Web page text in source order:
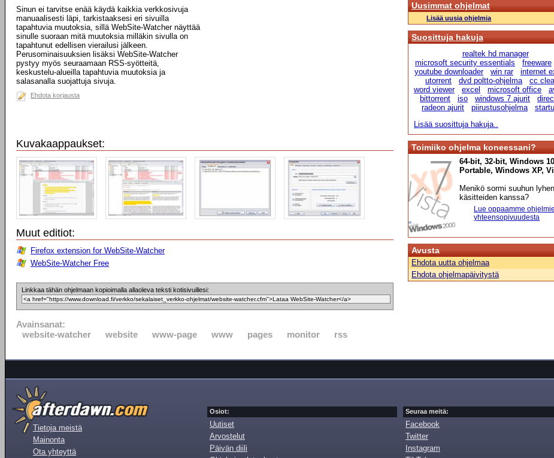
Sinun ei tarvitse enää käydä kaikkia verkkosivuja
manuaalisesti läpi, tarkistaaksesi eri sivuilla
tapahtuvia muutoksia, sillä WebSite-Watcher näyttää
sinulle suoraan mitä muutoksia milläkin sivulla on
tapahtunut edellisen vierailusi jälkeen.
Perusominaisuuksien lisäksi WebSite-Watcher
pystyy myös seuraamaan RSS-syötteitä,
keskustelu-alueilla tapahtuvia muutoksia ja
salasanalla suojattuja sivuja.
Ehdota korjausta
Kuvakaappaukset:
Muut editiot:
Firefox extension for WebSite-Watcher
WebSite-Watcher Free
Linkkaa tähän ohjelmaan kopioimalla allaoleva teksti kotisivuillesi:
Avainsanat:
website-watcher
website www-page www pages monitor rss
Uusimmat ohjelmat
Lisää uusia ohjelmia
Suosittuja hakuja
realtek hd manager
microsoft security essentials
freeware
youtube downloader
win rar
internet
utorrent
dvd poltto-ohjelma
cc
word viewer
excel microsoft office
bittorrent
iso windows 7 ajurit
radeon ajurit
piirustusohjelma
Lisää suosittuja hakuja..
Toimiiko ohjelma koneessani?
64-bit, 32-bit, Windows
Portable, Windows XP,
Menikö sormi suuhun
käsitteiden kanssa?
Lue oppaamme
yhteensopivuudesta
Avusta
Ehdota uutta ohjelmaa
Ehdota ohjelmapäivitystä
Tietoja meistä
Mainonta
Ota yhteyttä
Osiot:
Uutiset
Arvostelut
Päivän diili
Seuraa meitä:
Facebook
Twitter
Instagram